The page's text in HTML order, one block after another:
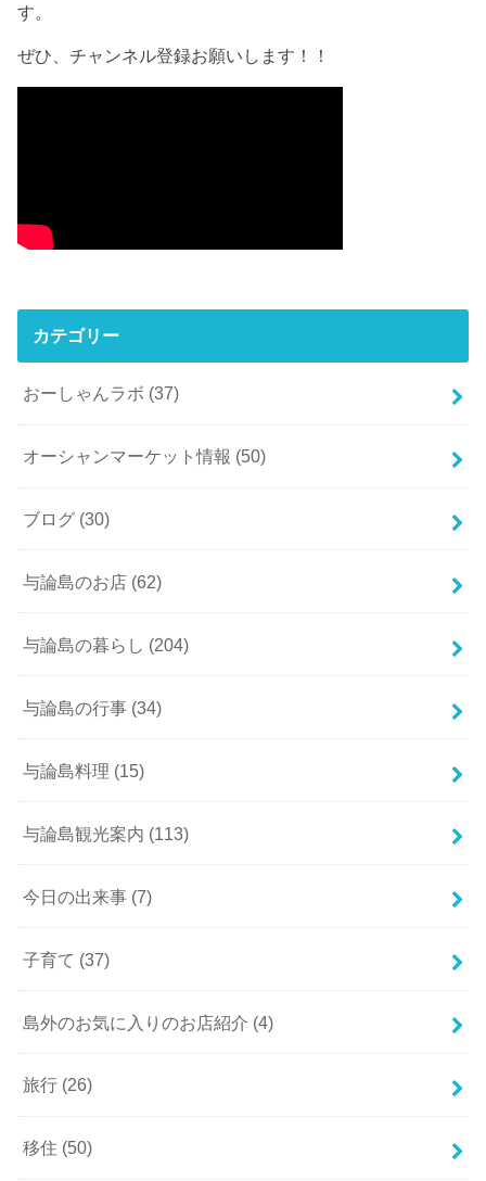
す。
ぜひ、チャンネル登録お願いします！！
カテゴリー
おーしゃんラボ (37)
オーシャンマーケット情報 (50)
ブログ (30)
与論島のお店 (62)
与論島の暮らし (204)
与論島の行事 (34)
与論島料理 (15)
与論島観光案内 (113)
今日の出来事 (7)
子育て (37)
島外のお気に入りのお店紹介 (4)
旅行 (26)
移住 (50)